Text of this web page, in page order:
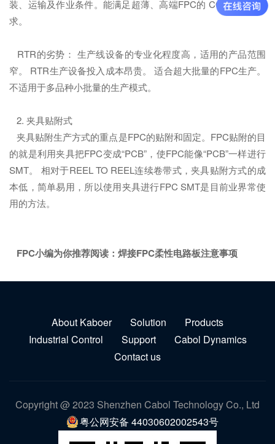
装、运输及作业条件。能满足超薄、高端FPC的 COF等工序需
求。
RTR的劣势： 生产线设备的专业化程度高，适用的产品范围
窄。 RTR生产设备投入成本昂贵。 适合超大批量的FPC生产。
不适用于多品种小批量的生产模式。
2. 夹具贴附式
夹具贴附生产方式的重点是FPC的贴附和固定。FPC贴附的目
的就是利用夹具把FPC变成“PCB”，使FPC能像“PCB”一样进行
SMT。 相对于REEL TO REEL连续卷带式，夹具贴附方式的成
本低，简单易用，所以使用夹具进行FPC SMT是目前业界常使
用的方法。
FPC小编为你推荐阅读： 焊接FPC柔性电路板注意事项
About Kaboer Solution
Products
Industrial Control
Support
Cabol Dynamics
Contact us
Copyright @ 2023 Shenzhen Cabol Technology Co., Ltd
粤公网安备 44030602002543号